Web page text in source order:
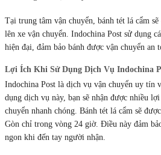
Tại trung tâm vận chuyển, bánh tét lá cẩm
lên xe vận chuyển. Indochina Post sử dụng
hiện đại, đảm bảo bánh được vận chuyển an
Lợi Ích Khi Sử Dụng Dịch Vụ Indochina
Indochina Post là dịch vụ vận chuyển uy tín
dụng dịch vụ này, bạn sẽ nhận được nhiều
chuyển nhanh chóng. Bánh tét lá cẩm sẽ
Gòn chỉ trong vòng 24 giờ. Điều này đảm
ngon khi đến tay người nhận.